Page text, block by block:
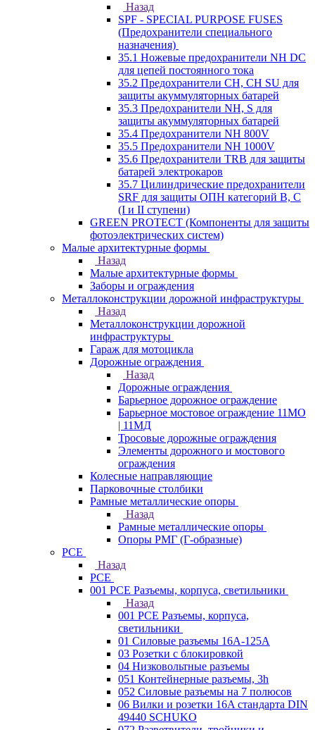
Назад
SPF - SPECIAL PURPOSE FUSES
(Предохранители специального
назначения)
35.1 Ножевые предохранители NH DC
для цепей постоянного тока
35.2 Предохранители CH, CH SU для
защиты акуммуляторных батарей
35.3 Предохранители NH, S для
защиты акуммуляторных батарей
35.4 Предохранители NH 800V
35.5 Предохранители NH 1000V
35.6 Предохранители TRB для защиты
батарей электрокаров
35.7 Цилиндрические предохранители
SRF для защиты ОПН категорий B, C
(I и II ступени)
GREEN PROTECT (Компоненты для защиты
фотоэлектрических систем)
Малые архитектурные формы
Назад
Малые архитектурные формы
Заборы и ограждения
Металлоконструкции дорожной инфраструктуры
Назад
Металлоконструкции дорожной
инфраструктуры
Гараж для мотоцикла
Дорожные ограждения
Назад
Дорожные ограждения
Барьерное дорожное ограждение
Барьерное мостовое ограждение 11МО
| 11МД
Тросовые дорожные ограждения
Элементы дорожного и мостового
ограждения
Колесные направляющие
Парковочные столбики
Рамные металлические опоры
Назад
Рамные металлические опоры
Опоры РМГ (Г-образные)
PCE
Назад
PCE
001 PCE Разъемы, корпуса, светильники
Назад
001 PCE Разъемы, корпуса,
светильники
01 Силовые разъемы 16А-125А
03 Розетки с блокировкой
04 Низковольтные разъемы
051 Контейнерные разъемы, 3h
052 Силовые разъемы на 7 полюсов
06 Вилки и розетки 16A стандарта DIN
49440 SCHUKO